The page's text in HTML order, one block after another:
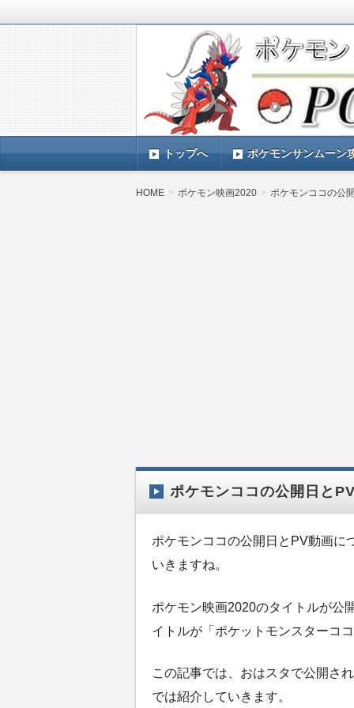
ポケモン最新情報
ポケモンSV(スカーレットバイオレ
TIMES』 ポケモンSV(スカーレット
トップへ ポケモンサンムーン
HOME ポケモン映画2020 ポケモンココの公
ポケモンココの公開日と
ポケモンココの公開日とPV動画に
いきますね。
ポケモン映画2020のタイトルが公
イトルが「ポケットモンスターコ
この記事では、おはスタで公開さ
では紹介していきます。